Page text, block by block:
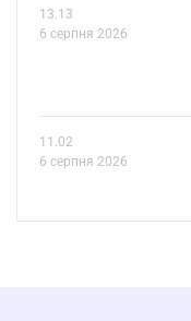
13.13
6 серпня 2026
11.02
6 серпня 2026